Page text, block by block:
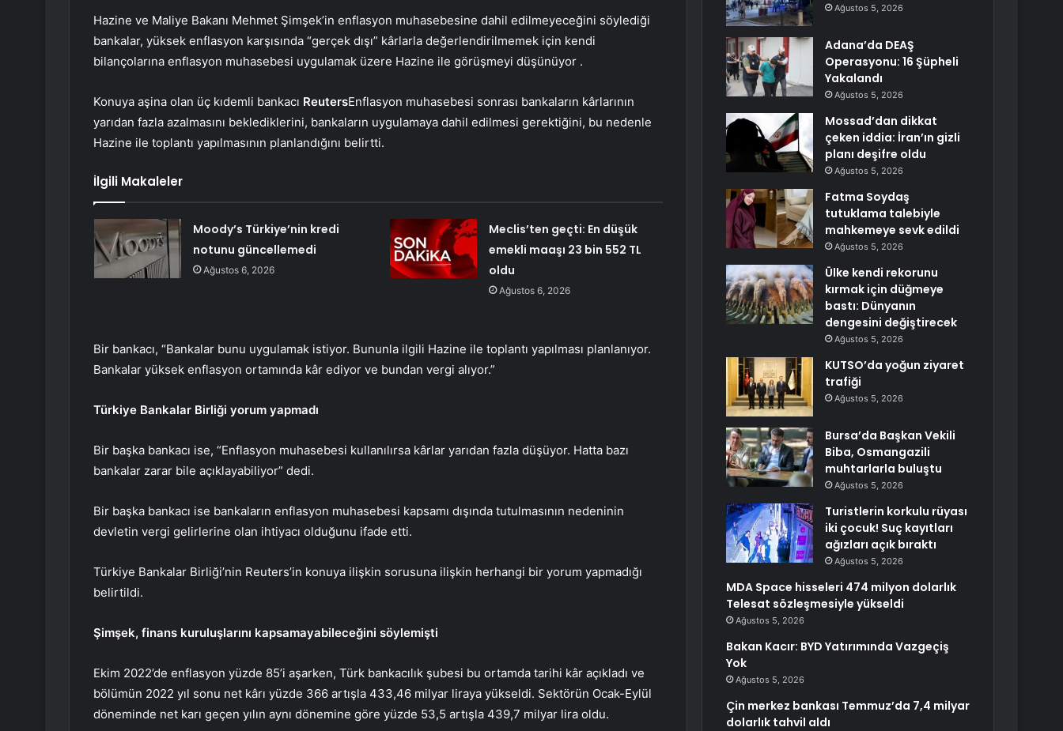
Hazine ve Maliye Bakanı Mehmet Şimşek’in enflasyon muhasebesine dahil edilmeyeceğini söylediği
bankalar, yüksek enflasyon karşısında “gerçek dışı” kârlarla değerlendirilmemek için kendi
bilançolarına enflasyon muhasebesi uygulamak üzere Hazine ile görüşmeyi düşünüyor .
Konuya aşina olan üç kıdemli bankacı ReutersEnflasyon muhasebesi sonrası bankaların kârlarının
yarıdan fazla azalmasını beklediklerini, bankaların uygulamaya dahil edilmesi gerektiğini, bu nedenle
Hazine ile toplantı yapılmasının planlandığını belirtti.
İlgili Makaleler
Moody’s Türkiye’nin kredi
notunu güncellemedi
Ağustos 6, 2026
Meclis’ten geçti: En düşük
emekli maaşı 23 bin 552 TL
oldu
Ağustos 6, 2026
Bir bankacı, “Bankalar bunu uygulamak istiyor. Bununla ilgili Hazine ile toplantı yapılması planlanıyor.
Bankalar yüksek enflasyon ortamında kâr ediyor ve bundan vergi alıyor.”
Türkiye Bankalar Birliği yorum yapmadı
Bir başka bankacı ise, “Enflasyon muhasebesi kullanılırsa kârlar yarıdan fazla düşüyor. Hatta bazı
bankalar zarar bile açıklayabiliyor” dedi.
Bir başka bankacı ise bankaların enflasyon muhasebesi kapsamı dışında tutulmasının nedeninin
devletin vergi gelirlerine olan ihtiyacı olduğunu ifade etti.
Türkiye Bankalar Birliği’nin Reuters’in konuya ilişkin sorusuna ilişkin herhangi bir yorum yapmadığı
belirtildi.
Şimşek, finans kuruluşlarını kapsamayabileceğini söylemişti
Ekim 2022’de enflasyon yüzde 85’i aşarken, Türk bankacılık şubesi bu ortamda tarihi kâr açıkladı ve
bölümün 2022 yıl sonu net kârı yüzde 366 artışla 433,46 milyar liraya yükseldi. Sektörün Ocak-Eylül
döneminde net karı geçen yılın aynı dönemine göre yüzde 53,5 artışla 439,7 milyar lira oldu.
Ağustos 5, 2026
Adana’da DEAŞ
Operasyonu: 16 Şüpheli
Yakalandı
Ağustos 5, 2026
Mossad’dan dikkat
çeken iddia: İran’ın gizli
planı deşifre oldu
Ağustos 5, 2026
Fatma Soydaş
tutuklama talebiyle
mahkemeye sevk edildi
Ağustos 5, 2026
Ülke kendi rekorunu
kırmak için düğmeye
bastı: Dünyanın
dengesini değiştirecek
Ağustos 5, 2026
KUTSO’da yoğun ziyaret
trafiği
Ağustos 5, 2026
Bursa’da Başkan Vekili
Biba, Osmangazili
muhtarlarla buluştu
Ağustos 5, 2026
Turistlerin korkulu rüyası
iki çocuk! Suç kayıtları
ağızları açık bıraktı
Ağustos 5, 2026
MDA Space hisseleri 474 milyon dolarlık
Telesat sözleşmesiyle yükseldi
Ağustos 5, 2026
Bakan Kacır: BYD Yatırımında Vazgeçiş
Yok
Ağustos 5, 2026
Çin merkez bankası Temmuz’da 7,4 milyar
dolarlık tahvil aldı